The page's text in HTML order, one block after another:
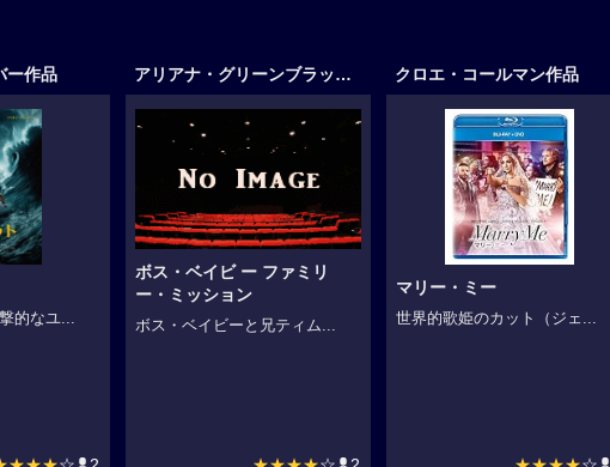
ー作品
的なユ...
アリアナ・グリーンブラット作品
ボス・ベイビ ー ファミリ
ー・ミッション
ボス・ベイビーと兄ティム...
クロエ・コールマン作品
マリー・ミー
世界的歌姫のカット（ジェ...